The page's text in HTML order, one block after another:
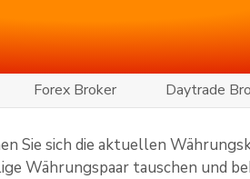
Forex Broker Daytrade
Sie sich die aktuellen
Währungspaar tauschen und